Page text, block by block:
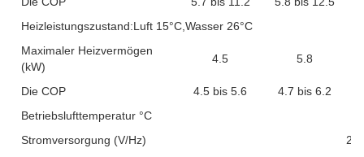
Heizleistungszustand:Luft 15°C,Wasser 26°C
Maximaler Heizvermögen
(kW)
4.5 5.8
Die COP 4.5 bis 5.6
4.7 bis 6.2
Betriebslufttemperatur °C
Stromversorgung (V/Hz)